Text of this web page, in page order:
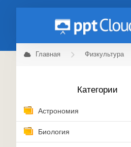
Главная Физкультура
Категории
Астрономия
Биология